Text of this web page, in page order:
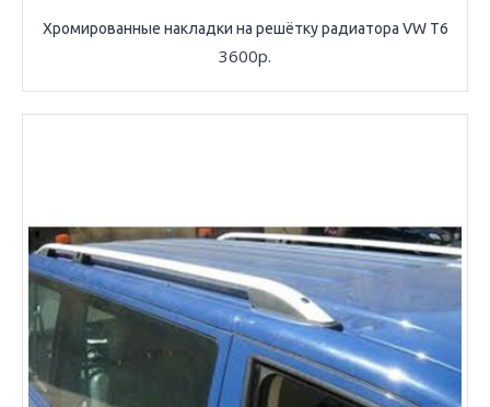
Хромированные накладки на решётку радиатора VW T6
3600р.